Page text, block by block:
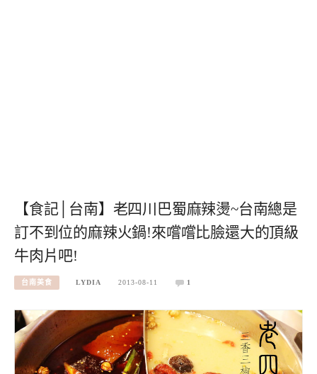
【食記│台南】老四川巴蜀麻辣燙~台南總是
訂不到位的麻辣火鍋!來嚐嚐比臉還大的頂級
牛肉片吧!
台南美食 LYDIA 2013-08-11 1